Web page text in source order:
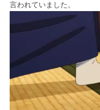
言われていました。